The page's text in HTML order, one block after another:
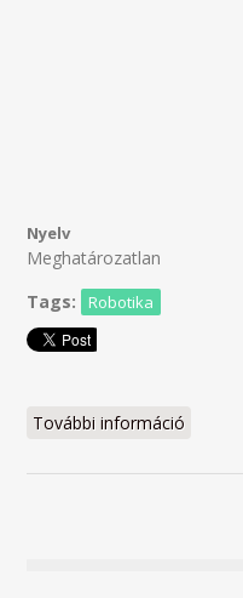
Nyelv
Meghatározatlan
Tags:
Robotika
További információ